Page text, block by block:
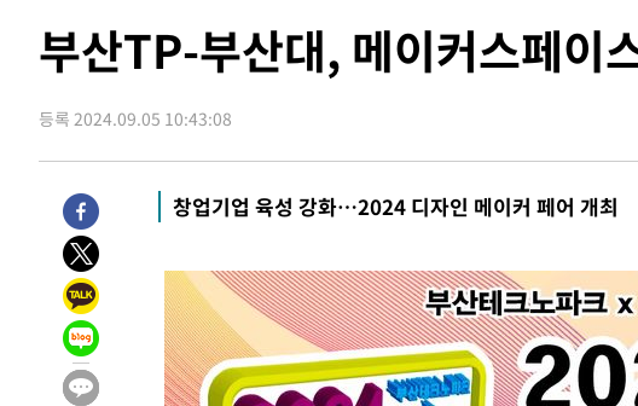
-14036초 전 >
온열질환 사망자 3명 늘어…누적 환자 3000명 돌파
-4088초 전 >백운산서 80년근 천종산삼 9뿌리 발견…감정가 1.3억원
-1798초 전 >선재도서 해루질 나섰다 실종 60대, 닷새 만에 숨진 채 발견
11분 전 >
남자 농구, 나고야 아시안게임서 '홈팀' 일본과 한일전
21분 전 >
여수 오동도 해상서 모터보트 전복…1명 사망·1명 실종
1시간 전 >
날씨]
2시간 전 >
축구협회 "압수수색·성접대 논란 사과…쇄신의 기회로 삼겠다"
2시간 전 >
[속보]'압수수색·성접대 논란' 축구협회 "실망과 걱정 안겨드려 죄송"
5시간 전 >
'최고 37도' 폭염 지속…강원동해안 최대 150㎜ 비
7시간 전 >
[속보]뉴욕증시 상승 마감…S&P 0.6% 나스닥 1.3%↑
부산TP-부산대, 메이커스페이
등록 2024.09.05 10:43:08
창업기업 육성 강화…2024 디자인 메이커 페어 개최